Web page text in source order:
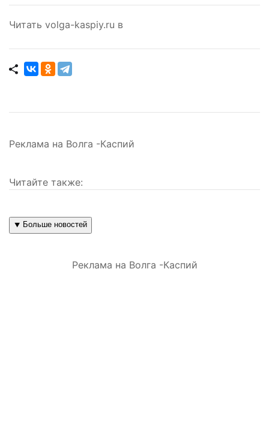
Читать volga-kaspiy.ru в
Реклама на Волга -Каспий
Читайте также:
⯆ Больше новостей
Реклама на Волга -Каспий